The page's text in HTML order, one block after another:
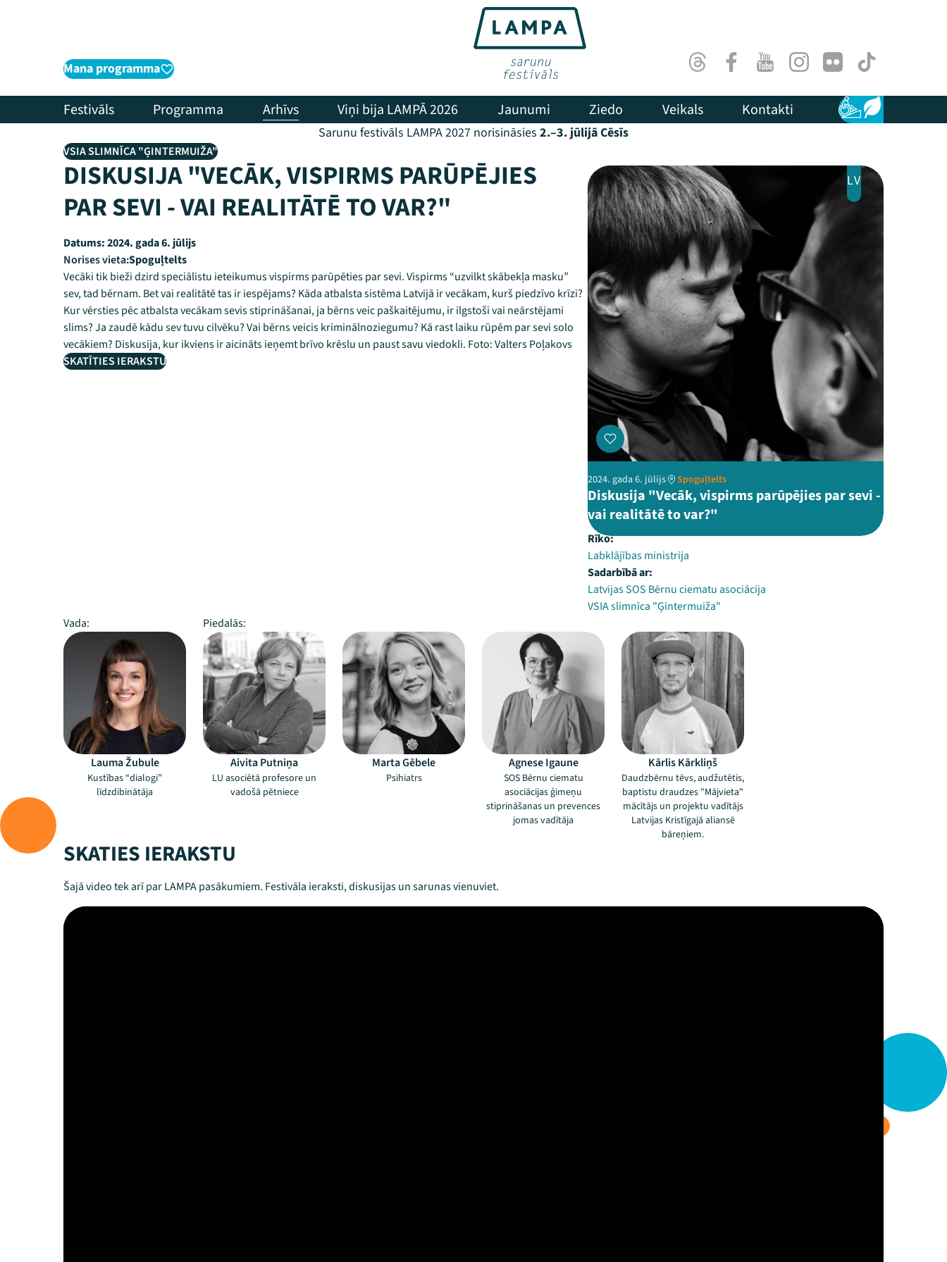
Mana programma ThreadsFacebookYoutubeInstagram
Flick TikTok
Festivāls Programma Arhīvs Viņi bija LAMPĀ 2026 Jaunumi Ziedo Veikals Kontakti Pieejamība
Ilgtspēja
Sarunu festivāls LAMPA 2027 norisināsies 2.–3. jūlijā Cēsīs
VSIA SLIMNĪCA "ĢINTERMUIŽA"
DISKUSIJA "VECĀK, VISPIRMS PARŪPĒJIES
PAR SEVI - VAI REALITĀTĒ TO VAR?"
Datums:2024. gada 6. jūlijs
Norises vieta:Spoguļtelts
Vecāki tik bieži dzird speciālistu ieteikumus vispirms parūpēties par sevi. Vispirms “uzvilkt skābekļa masku”
sev, tad bērnam. Bet vai realitātē tas ir iespējams? Kāda atbalsta sistēma Latvijā ir vecākam, kurš piedzīvo krīzi?
Kur vērsties pēc atbalsta vecākam sevis stiprināšanai, ja bērns veic paškaitējumu, ir ilgstoši vai neārstējami
slims? Ja zaudē kādu sev tuvu cilvēku? Vai bērns veicis kriminālnoziegumu? Kā rast laiku rūpēm par sevi solo
vecākiem? Diskusija, kur ikviens ir aicināts ieņemt brīvo krēslu un paust savu viedokli. Foto: Valters Poļakovs
SKATĪTIES IERAKSTU
LV
2024. gada 6. jūlijs Spoguļtelts
Diskusija "Vecāk, vispirms parūpējies par sevi -
vai realitātē to var?"
Rīko:
Labklājības ministrija
Sadarbībā ar:
Latvijas SOS Bērnu ciematu asociācija
VSIA slimnīca "Ģintermuiža"
Vada:
Piedalās:
Lauma Žubule
Kustības “dialogi”
līdzdibinātāja
Aivita Putniņa
LU asociētā profesore un
vadošā pētniece
Marta Gēbele
Psihiatrs
Agnese Igaune
SOS Bērnu ciematu
asociācijas ģimeņu
stiprināšanas un prevences
jomas vadītāja
Kārlis Kārkliņš
Daudzbērnu tēvs, audžutētis,
baptistu draudzes "Mājvieta"
mācītājs un projektu vadītājs
Latvijas Kristīgajā aliansē
bāreņiem.
SKATIES IERAKSTU
Šajā video tek arī par LAMPA pasākumiem. Festivāla ieraksti, diskusijas un sarunas vienuviet.